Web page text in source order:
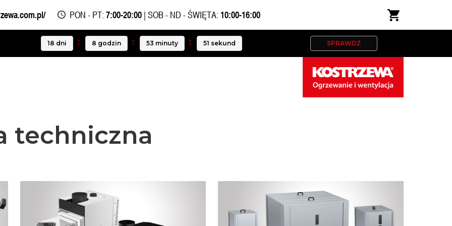
PON - PT: 7:00-20:00 | SOB - ND - ŚWIĘTA: 10:00-16:00
18 dni 8 godzin 53 minuty 51 sekund SPRAWDŹ
techniczna